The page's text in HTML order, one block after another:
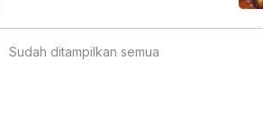
Sudah ditampilkan semua